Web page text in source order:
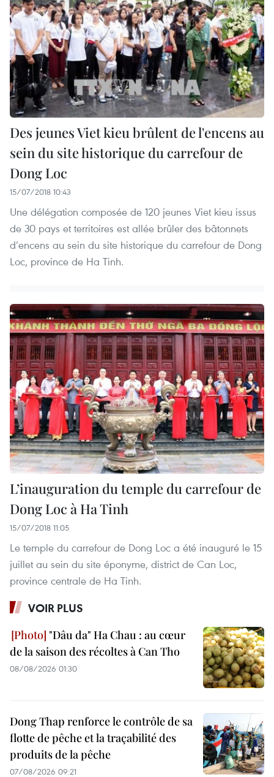
Des jeunes Viet kieu brûlent de l'encens au
sein du site historique du carrefour de
Dong Loc
15/07/2018 10:43
Une délégation composée de 120 jeunes Viet kieu issus
de 30 pays et territoires est allée brûler des bâtonnets
d’encens au sein du site historique du carrefour de Dong
Loc, province de Ha Tinh.
L’inauguration du temple du carrefour de
Dong Loc à Ha Tinh
15/07/2018 11:05
Le temple du carrefour de Dong Loc a été inauguré le 15
juillet au sein du site éponyme, district de Can Loc,
province centrale de Ha Tinh.
VOIR PLUS
"Dâu da" Ha Chau : au cœur
de la saison des récoltes à Can Tho
08/08/2026 01:30
Dong Thap renforce le contrôle de sa
flotte de pêche et la traçabilité des
produits de la pêche
07/08/2026 09:21